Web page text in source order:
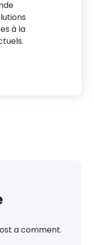
à la
a comment.